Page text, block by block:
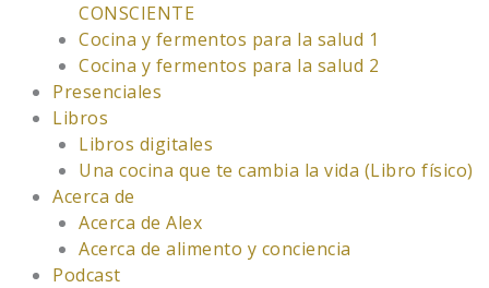
CONSCIENTE
Cocina y fermentos para la salud 1
Cocina y fermentos para la salud 2
Presenciales
Libros
Libros digitales
Una cocina que te cambia la vida (Libro físico)
Acerca de
Acerca de Alex
Acerca de alimento y conciencia
Podcast